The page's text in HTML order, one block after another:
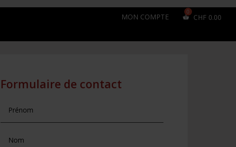
MON COMPTE CHF0.00
Formulaire de contact